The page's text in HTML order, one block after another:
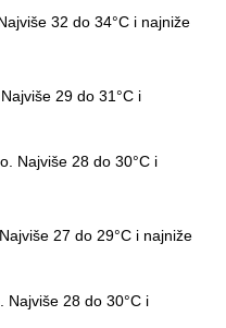
32 do 34°C i najniže
29 do 31°C i
Najviše 28 do 30°C i
27 do 29°C i najniže
Najviše 28 do 30°C i